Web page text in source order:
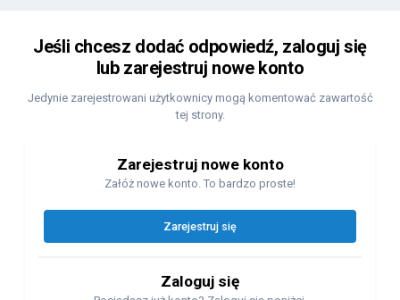
Jeśli chcesz dodać odpowiedź, zaloguj się
lub zarejestruj nowe konto
Jedynie zarejestrowani użytkownicy mogą komentować zawartość
tej strony.
Zarejestruj nowe konto
Załóż nowe konto. To bardzo proste!
Zarejestruj się
Zaloguj się